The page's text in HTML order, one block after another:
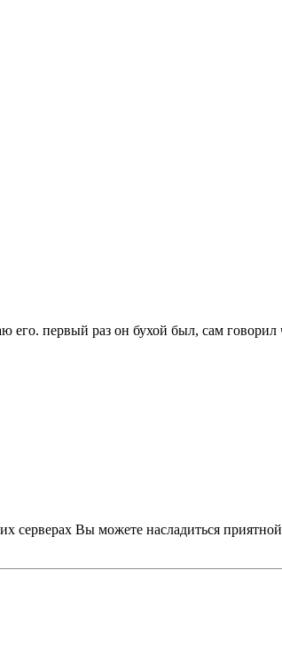
первый раз он бухой был, сам говорил
Вы можете насладиться